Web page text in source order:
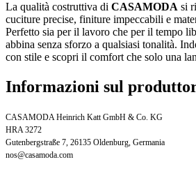
La qualità costruttiva di CASAMODA si
cuciture precise, finiture impeccabili e
Perfetto sia per il lavoro che per il tempo
abbina senza sforzo a qualsiasi tonalità.
con stile e scopri il comfort che solo una
Informazioni sul
CASAMODA Heinrich Katt GmbH & Co. KG
HRA 3272
Gutenbergstraße 7, 26135 Oldenburg, Germania
nos@casamoda.com